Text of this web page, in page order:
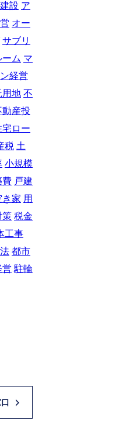
設 ア
オー
サブリ
ーム マ
経営
用地 不
動産投
宅ロー
税 土
小規模
費 戸建
き家 用
策 税金
工事
都市
営 駐輪